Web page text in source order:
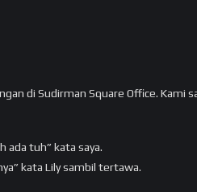
di Sudirman Square Office. Kami
ada tuh” kata saya.
kata Lily sambil tertawa.